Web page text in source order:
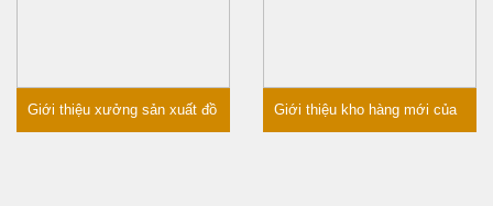
Giới thiệu xưởng sản xuất đồ Giới thiệu kho hàng mới của